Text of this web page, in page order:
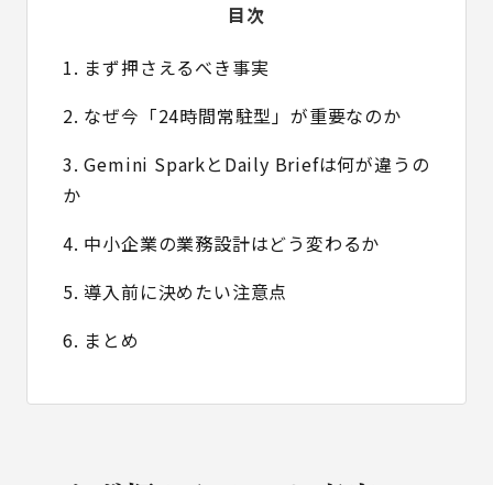
目次
1. まず押さえるべき事実
2. なぜ今「24時間常駐型」が重要なのか
3. Gemini SparkとDaily Briefは何が違うの
か
4. 中小企業の業務設計はどう変わるか
5. 導入前に決めたい注意点
6. まとめ